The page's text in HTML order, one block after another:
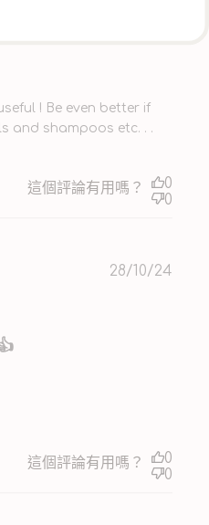
! Be even better if
and shampoos etc. . .
這個評論有用嗎？
0
0
28/10/24
這個評論有用嗎？
0
0